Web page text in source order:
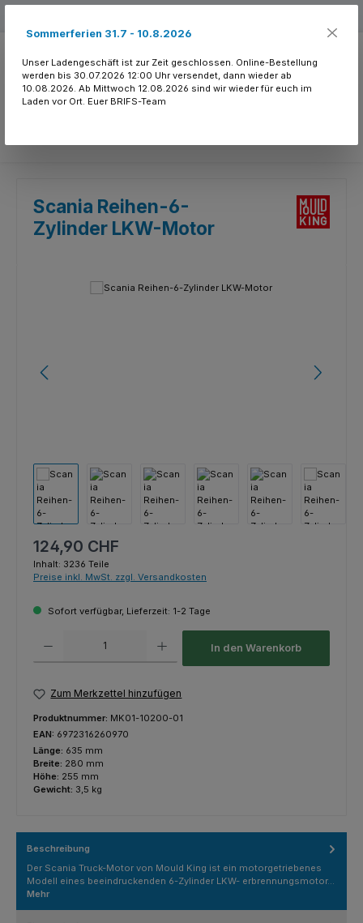
Scania Reihen-6-
Zylinder LKW-Motor
Bildergalerie überspringen
Regulärer Preis:
124,90 CHF
Inhalt: 3236 Teile
Preise inkl. MwSt. zzgl. Versandkosten
Sofort verfügbar, Lieferzeit: 1-2 Tage
In den Warenkorb
Zum Merkzettel hinzufügen
Produktnummer: MK01-10200-01
EAN: 6972316260970
Länge: 635 mm
Breite: 280 mm
Höhe: 255 mm
Gewicht: 3,5 kg
Beschreibung
Der Scania Truck-Motor von Mould King ist ein motorgetriebenes
Modell eines beeindruckenden 6-Zylinder LKW- erbrennungsmotor…
Mehr
Sommerferien 31.7 - 10.8.2026
Unser Ladengeschäft ist zur Zeit geschlossen. Online-Bestellung
werden bis 30.07.2026 12:00 Uhr versendet, dann wieder ab
10.08.2026. Ab Mittwoch 12.08.2026 sind wir wieder für euch im
Laden vor Ort. Euer BRIFS-Team